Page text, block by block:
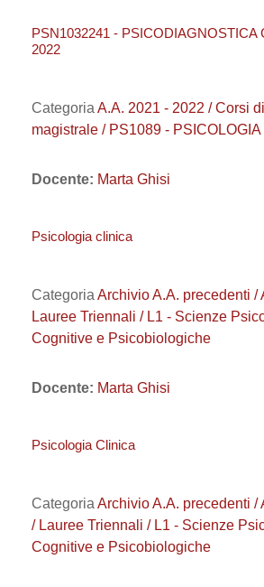
PSN1032241 - PSICODIAGNOSTICA
2022
Categoria A.A. 2021 - 2022 / Corsi
magistrale / PS1089 -
Docente: Marta Ghisi
Psicologia clinica
Categoria Archivio A.A. precedenti /
Lauree Triennali / L1 - Scienze
Cognitive e Psicobiologiche
Docente: Marta Ghisi
Psicologia Clinica
Categoria Archivio A.A. precedenti /
/ Lauree Triennali / L1 - Scienze
Cognitive e Psicobiologiche